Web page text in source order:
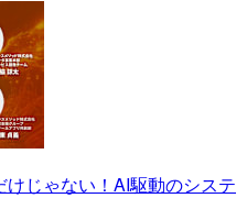
けじゃない！AI駆動のシステ